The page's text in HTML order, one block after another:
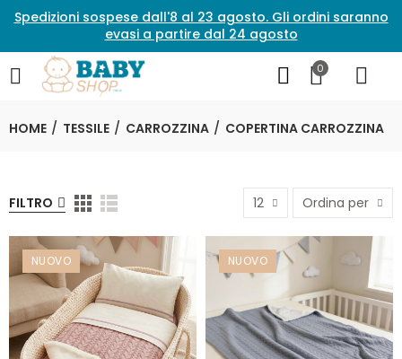
Spedizioni sospese dall'8 al 23 agosto. Gli ordini saranno
evasi a partire dal 24 agosto
0
HOME TESSILE CARROZZINA COPERTINA CARROZZINA
FILTRO 12 Ordina per
NUOVO NUOVO